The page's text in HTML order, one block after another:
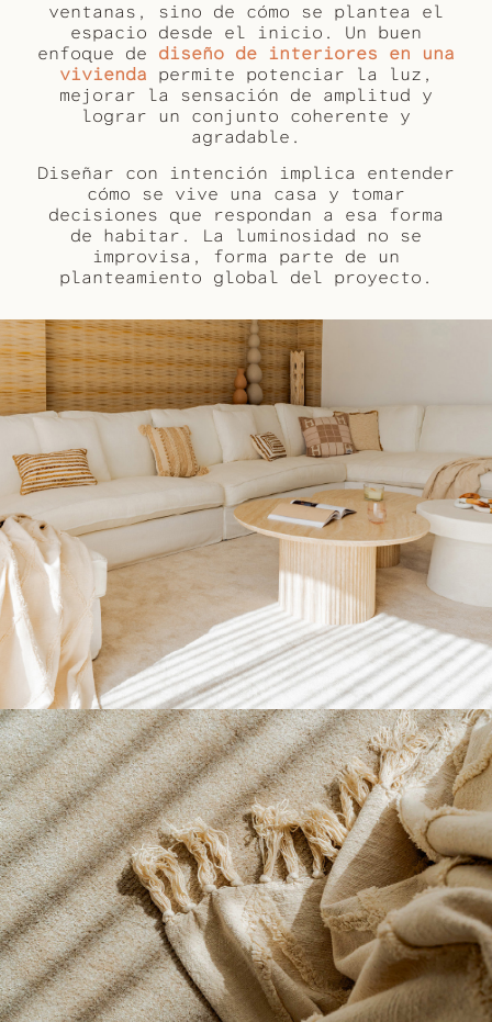
ventanas, sino de cómo se plantea el
espacio desde el inicio. Un buen
enfoque de diseño de interiores en una
vivienda permite potenciar la luz,
mejorar la sensación de amplitud y
lograr un conjunto coherente y
agradable.
Diseñar con intención implica entender
cómo se vive una casa y tomar
decisiones que respondan a esa forma
de habitar. La luminosidad no se
improvisa, forma parte de un
planteamiento global del proyecto.